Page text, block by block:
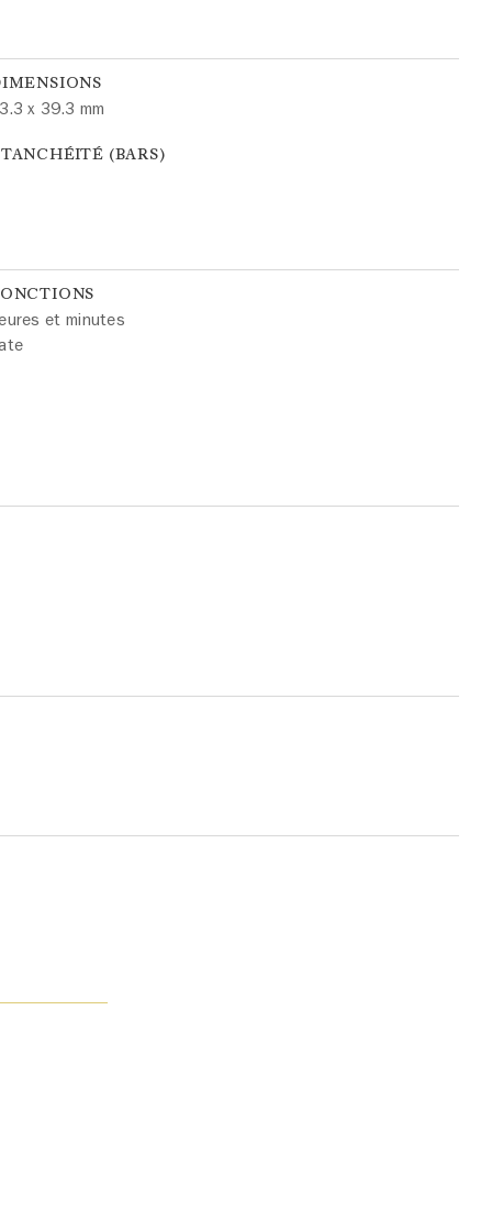
x 39.3 mm
(BARS)
et minutes